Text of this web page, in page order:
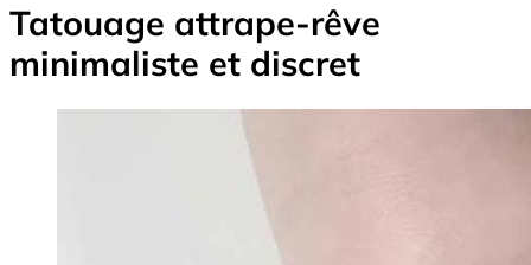
Tatouage attrape-rêve
minimaliste et discret